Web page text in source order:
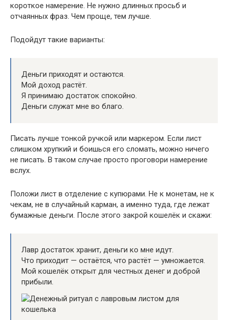
короткое намерение. Не нужно длинных просьб и
отчаянных фраз. Чем проще, тем лучше.
Подойдут такие варианты:
Деньги приходят и остаются.
Мой доход растёт.
Я принимаю достаток спокойно.
Деньги служат мне во благо.
Писать лучше тонкой ручкой или маркером. Если лист
слишком хрупкий и боишься его сломать, можно ничего
не писать. В таком случае просто проговори намерение
вслух.
Положи лист в отделение с купюрами. Не к монетам, не к
чекам, не в случайный карман, а именно туда, где лежат
бумажные деньги. После этого закрой кошелёк и скажи:
Лавр достаток хранит, деньги ко мне идут.
Что приходит — остаётся, что растёт — умножается.
Мой кошелёк открыт для честных денег и доброй
прибыли.